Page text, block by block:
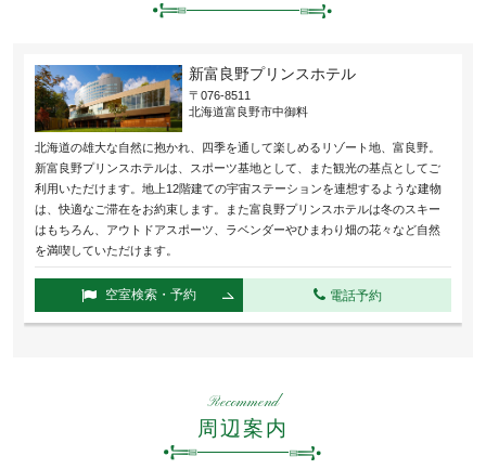
新富良野プリンスホテル
〒076-8511
北海道富良野市中御料
北海道の雄大な自然に抱かれ、四季を通して楽しめるリゾート地、富良野。
新富良野プリンスホテルは、スポーツ基地として、また観光の基点としてご
利用いただけます。地上12階建ての宇宙ステーションを連想するような建物
は、快適なご滞在をお約束します。また富良野プリンスホテルは冬のスキー
はもちろん、アウトドアスポーツ、ラベンダーやひまわり畑の花々など自然
を満喫していただけます。
空室検索・予約 電話予約
Recommend
周辺案内